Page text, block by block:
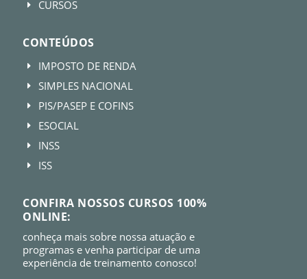
E CURSOS
CONTEÚDOS
E IMPOSTO DE RENDA
E SIMPLES NACIONAL
E PIS/PASEP E COFINS
E ESOCIAL
E INSS
E ISS
CONFIRA NOSSOS CURSOS 100%
ONLINE:
conheça mais sobre nossa atuação e
programas e venha participar de uma
experiência de treinamento conosco!